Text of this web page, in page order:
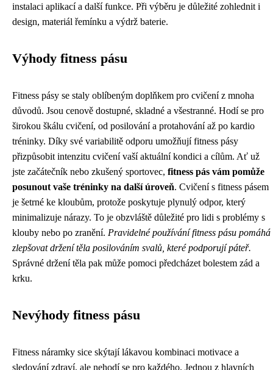
instalaci aplikací a další funkce. Při výběru je důležité zohlednit i
design, materiál řemínku a výdrž baterie.
Výhody fitness pásu
Fitness pásy se staly oblíbeným doplňkem pro cvičení z mnoha
důvodů. Jsou cenově dostupné, skladné a všestranné. Hodí se pro
širokou škálu cvičení, od posilování a protahování až po kardio
tréninky. Díky své variabilitě odporu umožňují fitness pásy
přizpůsobit intenzitu cvičení vaší aktuální kondici a cílům. Ať už
jste začátečník nebo zkušený sportovec, fitness pás vám pomůže
posunout vaše tréninky na další úroveň. Cvičení s fitness pásem
je šetrné ke kloubům, protože poskytuje plynulý odpor, který
minimalizuje nárazy. To je obzvláště důležité pro lidi s problémy s
klouby nebo po zranění. Pravidelné používání fitness pásu pomáhá
zlepšovat držení těla posilováním svalů, které podporují páteř.
Správné držení těla pak může pomoci předcházet bolestem zád a
krku.
Nevýhody fitness pásu
Fitness náramky sice skýtají lákavou kombinaci motivace a
sledování zdraví, ale nehodí se pro každého. Jednou z hlavních